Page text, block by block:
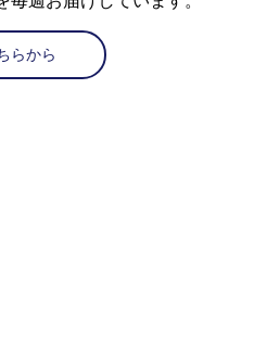
らから